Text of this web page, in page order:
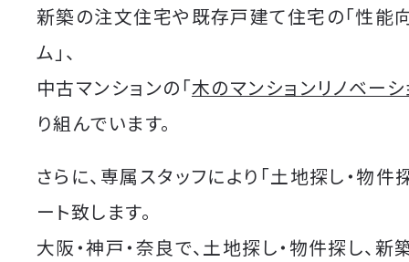
新築の注文住宅や既存戸建て住宅の「性能
ム」、
中古マンションの「木のマンションリノベーシ
り組んでいます。
さらに、専属スタッフにより「土地探し・物件
ート致します。
大阪・神戸・奈良で、土地探し・物件探し、新